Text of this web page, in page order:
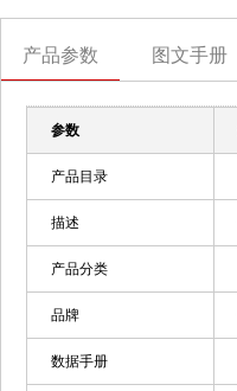
产品参数 图文手册
参数
产品目录
描述
产品分类
品牌
数据手册